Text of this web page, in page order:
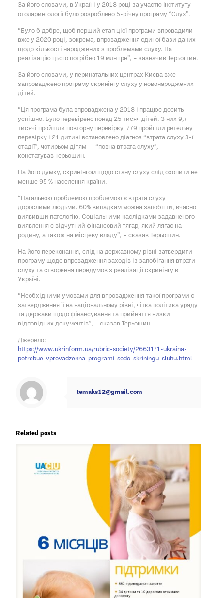
За його словами, в Україні у 2018 році за участю Інституту
отоларингології було розроблено 5-річну програму “Слух”.
“Було б добре, щоб перший етап цієї програми впровадили
вже у 2020 році, зокрема, впровадження єдиної бази даних
щодо кількості народжених з проблемами слуху. На
реалізацію цього потрібно 19 млн грн”, – зазначив Терьошин.
За його словами, у перинатальних центрах Києва вже
запроваджено програму скринінгу слуху у новонароджених
дітей.
“Ця програма була впроваджена у 2018 і працює досить
успішно. Було перевірено понад 25 тисяч дітей. З них 9,7
тисячі пройшли повторну перевірку, 779 пройшли ретельну
перевірку і 21 дитині встановлено діагноз “втрата слуху 3-ї
стадії”, чотирьом дітям — “повна втрата слуху”, –
констатував Терьошин.
На його думку, скринінгом щодо стану слуху слід охопити не
менше 95 % населення країни.
“Нагальною проблемою проблемою є втрата слуху
дорослими людьми. 60% випадкам можна запобігти, вчасно
виявивши патологію. Соціальними наслідками задавненого
виявлення є відчутний фінансовий тягар, який лягає на
родину, а також на місцеву владу”, – сказав Терьошин.
На його переконання, слід на державному рівні затвердити
програму щодо впровадження заходів із запобігання втрати
слуху та створення передумов з реалізації скринінгу в
Україні.
“Необхідними умовами для впровадження такої програми є
затвердження її на національному рівні, чітка політика уряду
та держави щодо фінансування та прийняття низки
відповідних документів”, – сказав Терьошин.
Джерело:
https://www.ukrinform.ua/rubric-society/2663171-ukraina-
potrebue-vprovadzenna-programi-sodo-skriningu-sluhu.html
temaks12@gmail.com
Related posts